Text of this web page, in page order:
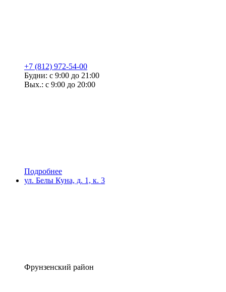
+7 (812) 972-54-00
Будни: с 9:00 до 21:00
Вых.: с 9:00 до 20:00
Подробнее
ул. Белы Куна, д. 1, к. 3
Фрунзенский район